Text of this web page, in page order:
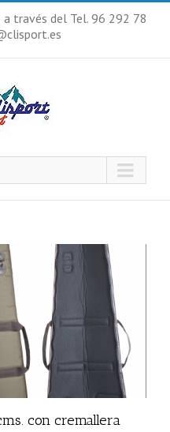
través del Tel. 96 292 78
con cremallera